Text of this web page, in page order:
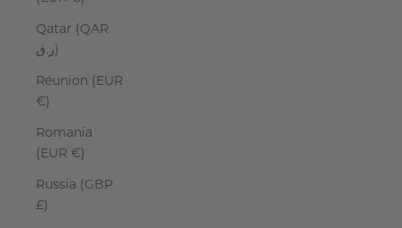
Qatar (QAR
ر.ق)
Réunion (EUR
€)
Romania
(EUR €)
Russia (GBP
£)